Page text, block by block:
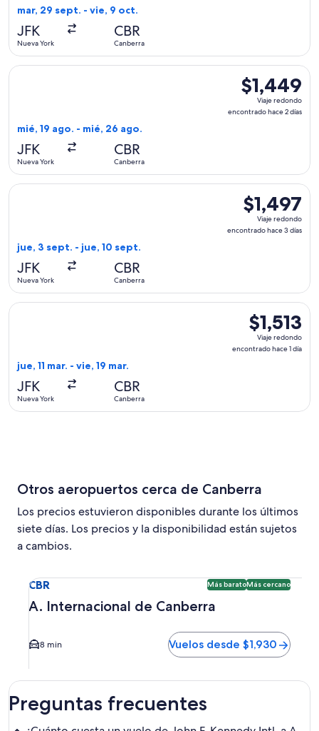
mar, 29 sept. - vie, 9 oct.
JFK
Nueva York
CBR
Canberra
$1,449
Viaje
redondo,
$1,449
Viaje redondo
encontrado hace 2 días
mié, 19 ago. - mié, 26 ago.
JFK
Nueva York
CBR
Canberra
Seleccionar vuelo de Qantas Airways, con salida el mié, 19
$1,497
Viaje
redondo,
$1,497
Viaje redondo
encontrado hace 3 días
jue, 3 sept. - jue, 10 sept.
JFK
Nueva York
CBR
Canberra
Seleccionar vuelo de All Nippon Airways, con salida el jue,
$1,513
Viaje
redondo,
$1,513
Viaje redondo
encontrado hace 1 día
jue, 11 mar. - vie, 19 mar.
JFK
Nueva York
CBR
Canberra
Seleccionar vuelo de Aer Lingus, con salida el jue, 11 mar.
Otros aeropuertos cerca de Canberra
Los precios estuvieron disponibles durante los últimos
siete días. Los precios y la disponibilidad están sujetos
a cambios.
CBR Más baratoMás cercano
A. Internacional de Canberra
8 min Vuelos desde $1,930
Preguntas frecuentes